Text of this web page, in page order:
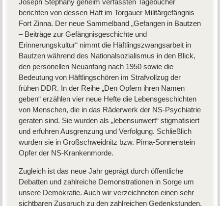
berichten von dessen Haft im Torgauer Militärgefängnis
Fort Zinna. Der neue Sammelband „Gefangen in Bautzen
– Beiträge zur Gefängnisgeschichte und
Erinnerungskultur“ nimmt die Häftlingszwangsarbeit in
Bautzen während des Nationalsozialismus in den Blick,
den personellen Neuanfang nach 1950 sowie die
Bedeutung von Häftlingschören im Strafvollzug der
frühen DDR. In der Reihe „Den Opfern ihren Namen
geben“ erzählen vier neue Hefte die Lebensgeschichten
von Menschen, die in das Räderwerk der NS-Psychiatrie
geraten sind. Sie wurden als „lebensunwert“ stigmatisiert
und erfuhren Ausgrenzung und Verfolgung. Schließlich
wurden sie in Großschweidnitz bzw. Pirna-Sonnenstein
Opfer der NS-Krankenmorde.
Zugleich ist das neue Jahr geprägt durch öffentliche
Debatten und zahlreiche Demonstrationen in Sorge um
unsere Demokratie. Auch wir verzeichneten einen sehr
sichtbaren Zuspruch zu den zahlreichen Gedenkstunden,